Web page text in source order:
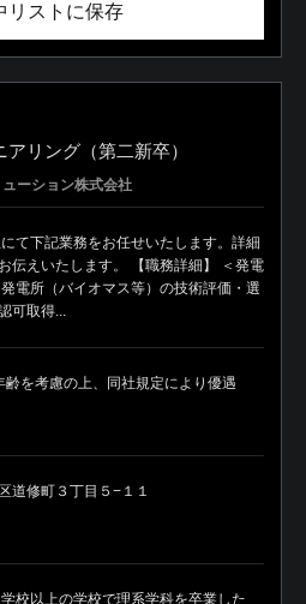
リストに保存
アリング（第二新卒）
ーション株式会社
にて下記業務をお任せいたします。詳細
伝えいたします。 【職務詳細】 ＜発電
電所（バイオマス等）の技術評価・選
可取得...
齢を考慮の上、同社規定により優遇
道修町３丁目５−１１
学校以上の学校で理系学科を卒業した